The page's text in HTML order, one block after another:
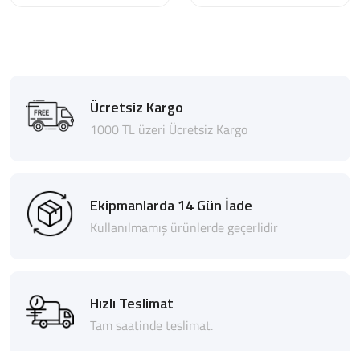
Ücretsiz Kargo
1000 TL üzeri Ücretsiz Kargo
Ekipmanlarda 14 Gün İade
Kullanılmamış ürünlerde geçerlidir
Hızlı Teslimat
Tam saatinde teslimat.